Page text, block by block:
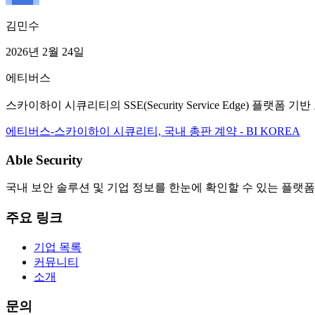
김민수
2026년 2월 24일
에티버스
스카이하이 시큐리티의 SSE(Security Service Edge) 플랫폼 기
에티버스-스카이하이 시큐리티, 국내 총판 계약 - BI KOREA
Able Security
국내 보안 솔루션 및 기업 정보를 한눈에 확인할 수 있는 플랫폼
주요 링크
기업 목록
커뮤니티
소개
문의